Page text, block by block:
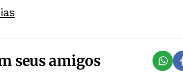
seus amigos